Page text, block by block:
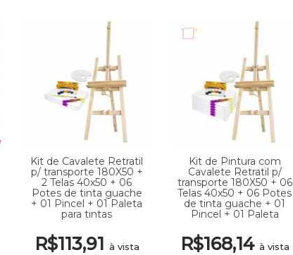
Kit de Cavalete Retratil
p/ transporte 180X50 +
2 Telas 40x50 + 06
Potes de tinta guache
+ 01 Pincel + 01 Paleta
para tintas
R$113,91 à vista
Kit de Pintura com
Cavalete Retratil p/
transporte 180X50 + 06
Telas 40x50 + 06 Potes
de tinta guache + 01
Pincel + 01 Paleta
R$168,14 à vista